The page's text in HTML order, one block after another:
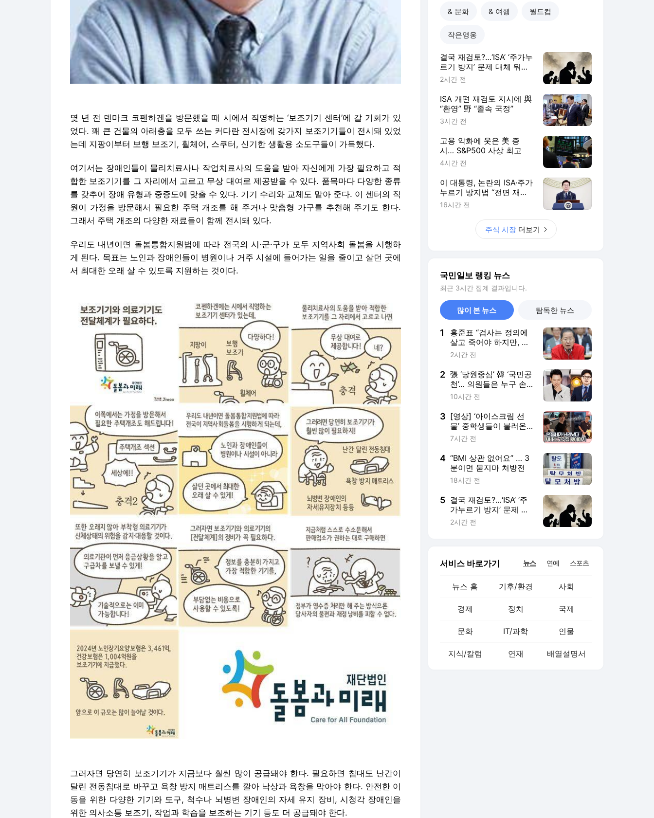
몇 년 전 덴마크 코펜하겐을 방문했을 때 시에서 직영하는 ‘보조기기 센터’에 갈 기회가 있
었다. 꽤 큰 건물의 아래층을 모두 쓰는 커다란 전시장에 갖가지 보조기기들이 전시돼 있었
는데 지팡이부터 보행 보조기, 휠체어, 스쿠터, 신기한 생활용 소도구들이 가득했다.
여기서는 장애인들이 물리치료사나 작업치료사의 도움을 받아 자신에게 가장 필요하고 적
합한 보조기기를 그 자리에서 고르고 무상 대여로 제공받을 수 있다. 품목마다 다양한 종류
를 갖추어 장애 유형과 중증도에 맞출 수 있다. 기기 수리와 교체도 맡아 준다. 이 센터의 직
원이 가정을 방문해서 필요한 주택 개조를 해 주거나 맞춤형 가구를 추천해 주기도 한다.
그래서 주택 개조의 다양한 재료들이 함께 전시돼 있다.
우리도 내년이면 돌봄통합지원법에 따라 전국의 시·군·구가 모두 지역사회 돌봄을 시행하
게 된다. 목표는 노인과 장애인들이 병원이나 거주 시설에 들어가는 일을 줄이고 살던 곳에
서 최대한 오래 살 수 있도록 지원하는 것이다.
그러자면 당연히 보조기기가 지금보다 훨씬 많이 공급돼야 한다. 필요하면 침대도 난간이
달린 전동침대로 바꾸고 욕창 방지 매트리스를 깔아 낙상과 욕창을 막아야 한다. 안전한 이
동을 위한 다양한 기기와 도구, 척수나 뇌병변 장애인의 자세 유지 장비, 시청각 장애인을
위한 의사소통 보조기, 작업과 학습을 보조하는 기기 등도 더 공급돼야 한다.
& 문화 & 여행 월드컵
작은영웅
결국 재검토?…‘ISA’ ‘주가누
르기 방지’ 문제 대체 뭐길
래
2시간 전
ISA 개편 재검토 지시에 與
“환영” 野 “졸속 국정”
3시간 전
고용 악화에 웃은 美 증
시… S&P500 사상 최고
4시간 전
이 대통령, 논란의 ISA·주가
누르기 방지법 “전면 재검
토”
16시간 전
주식 시장 더보기
국민일보 랭킹 뉴스
최근 3시간 집계 결과입니다.
많이 본 뉴스 탐독한 뉴스
1
홍준표 “검사는 정의에
살고 죽어야 하지만, 한
동훈은 권력에 살고 죽
2시간 전
2 張 ‘당원중심’ 韓 ‘국민공
천’… 의원들은 누구 손
들어줄까
10시간 전
3 [영상] ‘아이스크림 선
물’ 중학생들이 불러온
뜻밖의 결말
7시간 전
4 “BMI 상관 없어요” … 3
분이면 묻지마 처방전
18시간 전
5 결국 재검토?…‘ISA’ ‘주
가누르기 방지’ 문제 대
체 뭐길래
2시간 전
서비스 바로가기 뉴스 연예 스포츠
뉴스 홈 기후/환경 사회
경제 정치 국제
문화 IT/과학 인물
지식/칼럼 연재 배열설명서